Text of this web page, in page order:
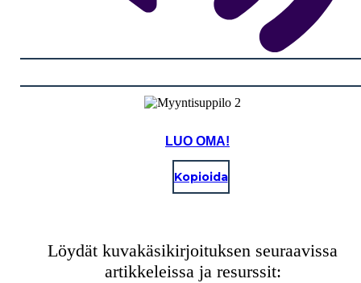
LUO OMA!
Kopioida
Löydät kuvakäsikirjoituksen seuraavissa
artikkeleissa ja resurssit: